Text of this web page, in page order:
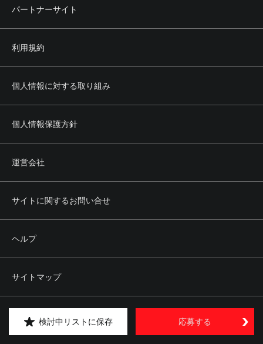
検討中リストに保存 応募する
パートナーサイト
利用規約
個人情報に対する取り組み
個人情報保護方針
運営会社
サイトに関するお問い合せ
ヘルプ
サイトマップ